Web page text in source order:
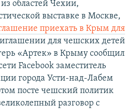
областей Чехии,
выставке в Москве,
приехать в Крым для
для чешских детей
«Артек» в Крыму сообщил
Facebook заместитель
города Усти-над-Лабем
посте чешский политик
разговор с